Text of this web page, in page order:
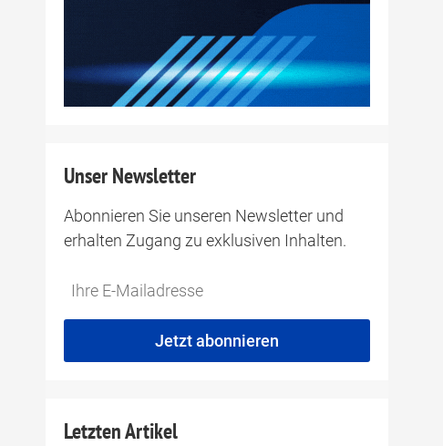
Unser Newsletter
Abonnieren Sie unseren Newsletter und
erhalten Zugang zu exklusiven Inhalten.
Do
this
*Ihre
Jetzt abonnieren
Letzten Artikel